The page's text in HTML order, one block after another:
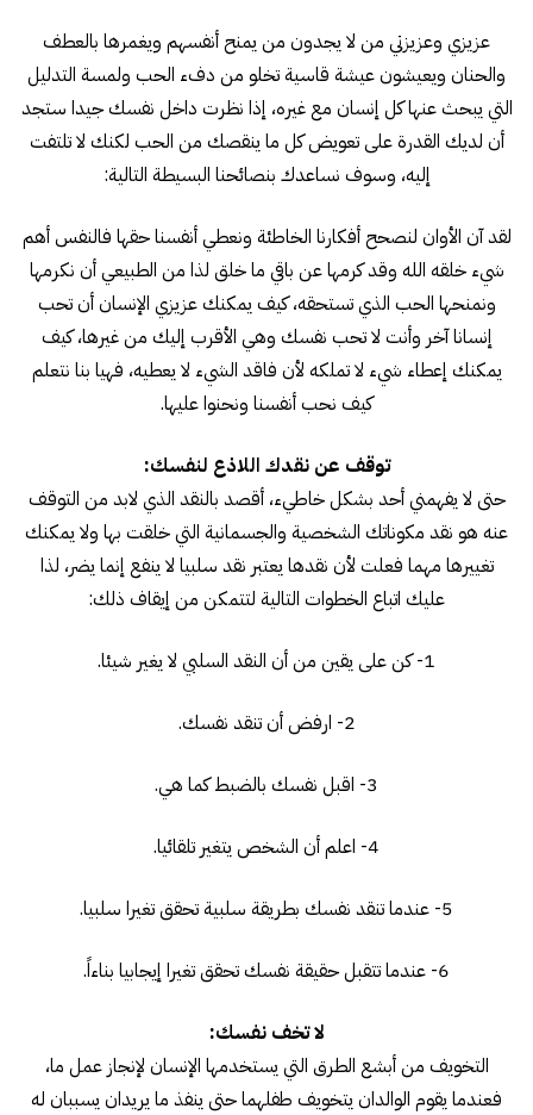
عزيزي وعزيزتي من لا يجدون من يمنح أنفسهم ويغمرها بالعطف
والحنان ويعيشون عيشة قاسية تخلو من دفء الحب ولمسة التدليل
التي يبحث عنها كل إنسان مع غيره، إذا نظرت داخل نفسك جيدا ستجد
أن لديك القدرة على تعويض كل ما ينقصك من الحب لكنك لا تلتفت
إليه، وسوف نساعدك بنصائحنا البسيطة التالية:
لقد آن الأوان لنصحح أفكارنا الخاطئة ونعطي أنفسنا حقها فالنفس أهم
شيء خلقه الله وقد كرمها عن باقي ما خلق لذا من الطبيعي أن نكرمها
ونمنحها الحب الذي تستحقه، كيف يمكنك عزيزي الإنسان أن تحب
إنسانا آخر وأنت لا تحب نفسك وهي الأقرب إليك من غيرها، كيف
يمكنك إعطاء شيء لا تملكه لأن فاقد الشيء لا يعطيه، فهيا بنا نتعلم
كيف نحب أنفسنا ونحنوا عليها.
توقف عن نقدك اللاذع لنفسك:
حتى لا يفهمني أحد بشكل خاطيء، أقصد بالنقد الذي لابد من التوقف
عنه هو نقد مكوناتك الشخصية والجسمانية التي خلقت بها ولا يمكنك
تغييرها مهما فعلت لأن نقدها يعتبر نقد سلبيا لا ينفع إنما يضر، لذا
عليك اتباع الخطوات التالية لتتمكن من إيقاف ذلك:
1- كن على يقين من أن النقد السلبي لا يغير شيئا.
2- ارفض أن تنقد نفسك.
3- اقبل نفسك بالضبط كما هي.
4- اعلم أن الشخص يتغير تلقائيا.
5- عندما تنقد نفسك بطريقة سلبية تحقق تغيرا سلبيا.
6- عندما تتقبل حقيقة نفسك تحقق تغيرا إيجابيا بناءاً.
لا تخف نفسك:
التخويف من أبشع الطرق التي يستخدمها الإنسان لإنجاز عمل ما،
فعندما يقوم الوالدان يتخويف طفلهما حتى ينفذ ما يريدان يسببان له